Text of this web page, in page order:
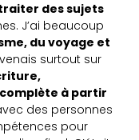
des sujets
J’ai beaucoup
du voyage et
surtout sur
à partir
des personnes
pour